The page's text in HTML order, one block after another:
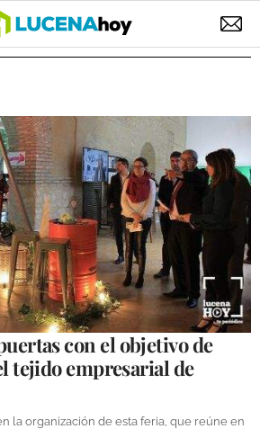
con el objetivo de
tejido empresarial de
la organización de esta feria, que reúne en